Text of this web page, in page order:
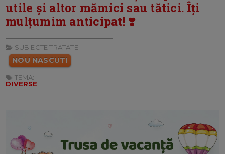
utile și altor mămici sau tătici. Îți
mulțumim anticipat! ❣️
SUBIECTE TRATATE:
NOU NASCUTI
TEMA:
DIVERSE